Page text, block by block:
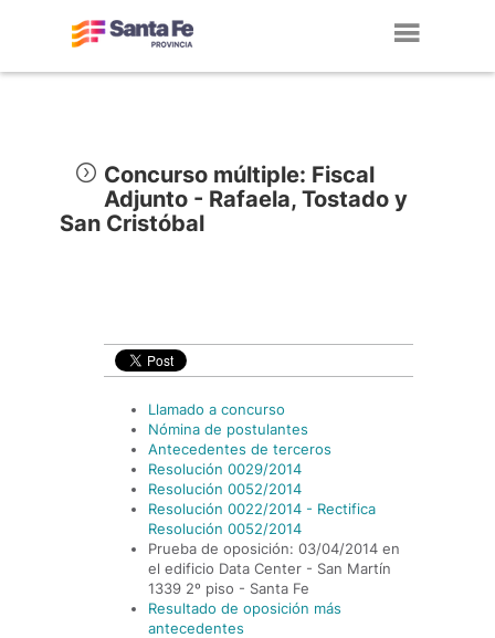
Concurso múltiple: Fiscal
Adjunto - Rafaela, Tostado y
San Cristóbal
Llamado a concurso
Nómina de postulantes
Antecedentes de terceros
Resolución 0029/2014
Resolución 0052/2014
Resolución 0022/2014 - Rectifica
Resolución 0052/2014
Prueba de oposición: 03/04/2014 en
el edificio Data Center - San Martín
1339 2º piso - Santa Fe
Resultado de oposición más
antecedentes